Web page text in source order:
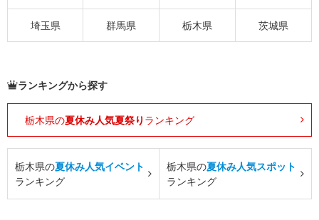
埼玉県 群馬県 栃木県 茨城県
ランキングから探す
栃木県の夏休み人気夏祭り ランキング
栃木県の夏休み人気イベント
ランキング
栃木県の夏休み人気スポット
ランキング